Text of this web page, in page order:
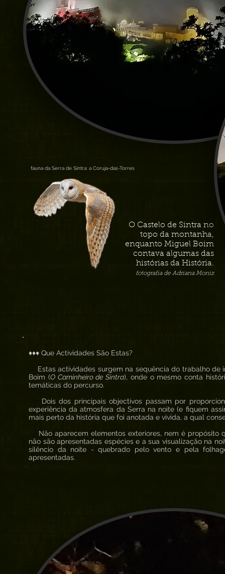
O Castelo de Sintra no
topo da montanha,
enquanto Miguel Boim
contava algumas das
histórias da História.
fotografia de Adriana Moniz
fauna da Serra de Sintra: a Coruja-das-Torres
♦♦♦ Que Actividades São Estas?
Estas actividades surgem na sequência do trabalho de
Boim (O Caminheiro de Sintra), onde o mesmo conta
temáticas do percurso.
Dois dos principais objectivos passam por
experiência da atmosfera da Serra na noite (e fiquem
mais perto da história que foi anotada e vivida, a qual
Não aparecem elementos exteriores, nem é propósito
não são apresentadas espécies e a sua visualização na
silêncio da noite - quebrado pelo vento e pela
apresentadas.